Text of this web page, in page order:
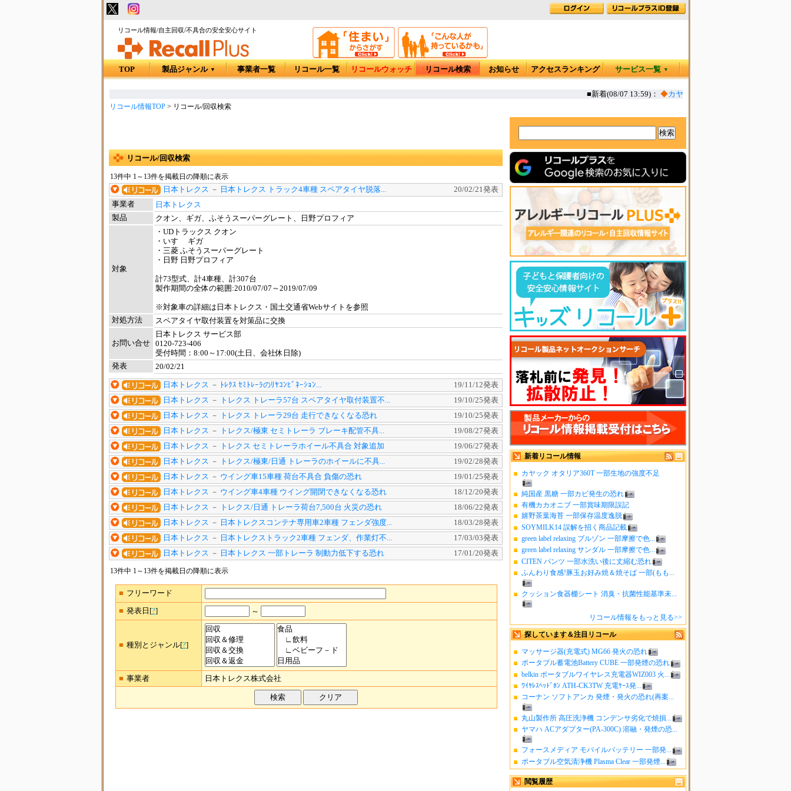
リコール情報/自主回収/不具合の安全安心サイト
TOP 製品ジャンル ▼ 事業者一覧 リコール一覧 リコールウォッチ リコール検索 お知らせ アクセスランキング サービス一覧 ▼
■新着(08/07 13:59)：◆カヤック オタリア360T 一部生地の
リコール情報TOP> リコール/回収検索
新着リコール情報
カヤック オタリア360T 一部生地の強度不足
純国産 黒糖 一部カビ発生の恐れ
有機カカオニブ 一部賞味期限誤記
嬉野茶葉海苔 一部保存温度逸脱
SOYMILK14 誤解を招く商品記載
green label relaxing ブルゾン 一部摩擦で色...
green label relaxing サンダル 一部摩擦で色...
CITEN パンツ 一部水洗い後に丈縮む恐れ
ふんわり食感!豚玉お好み焼＆焼そば 一部(もも...
クッション食器棚シート 消臭・抗菌性能基準未...
リコール情報をもっと見る>>
探しています＆注目リコール
マッサージ器(充電式) MG66 発火の恐れ
ポータブル蓄電池Battery CUBE 一部発煙の恐れ
belkin ポータブルワイヤレス充電器WIZ003 火...
ﾜｲﾔﾚｽﾍｯﾄﾞﾎﾝ ATH-CK3TW 充電ｹｰｽ発...
コーナン ソフトアンカ 発煙・発火の恐れ(再案...
丸山製作所 高圧洗浄機 コンデンサ劣化で焼損...
ヤマハ ACアダプター(PA-300C) 溶融・発煙の恐...
フォースメディア モバイルバッテリー 一部発...
ポータブル空気清浄機 Plasma Clear 一部発煙...
閲覧履歴
リコール/回収検索
13件中 1～13件を掲載日の降順に表示
日本トレクス － 日本トレクス トラック4車種 スペアタイヤ脱落...
20/02/21発表
事業者
日本トレクス
製品
クオン、ギガ、ふそうスーパーグレート、日野プロフィア
対象
・UDトラックス クオン
・いすゞ ギガ
・三菱 ふそうスーパーグレート
・日野 日野プロフィア
計73型式、計4車種、計307台
製作期間の全体の範囲:2010/07/07～2019/07/09
※対象車の詳細は日本トレクス・国土交通省Webサイトを参照
対処方法
スペアタイヤ取付装置を対策品に交換
お問い合せ
日本トレクス サービス部
0120-723-406
受付時間：8:00～17:00(土日、会社休日除)
発表
20/02/21
日本トレクス － ﾄﾚｸｽ ｾﾐﾄﾚｰﾗのﾘﾔｺﾝﾋﾞﾈｰｼｮﾝ...
19/11/12発表
日本トレクス － トレクス トレーラ57台 スペアタイヤ取付装置不...
19/10/25発表
日本トレクス － トレクス トレーラ29台 走行できなくなる恐れ
19/10/25発表
日本トレクス － トレクス/極東 セミトレーラ ブレーキ配管不具...
19/08/27発表
日本トレクス － トレクス セミトレーラホイール不具合 対象追加
19/06/27発表
日本トレクス － トレクス/極東/日通 トレーラのホイールに不具...
19/02/28発表
日本トレクス － ウイング車15車種 荷台不具合 負傷の恐れ
19/01/25発表
日本トレクス － ウイング車4車種 ウイング開閉できなくなる恐れ
18/12/20発表
日本トレクス － トレクス/日通 トレーラ荷台7,500台 火災の恐れ
18/06/22発表
日本トレクス － 日本トレクスコンテナ専用車2車種 フェンダ強度...
18/03/28発表
日本トレクス － 日本トレクストラック2車種 フェンダ、作業灯不...
17/03/03発表
日本トレクス － 日本トレクス 一部トレーラ 制動力低下する恐れ 17/01/20発表
13件中 1～13件を掲載日の降順に表示
■フリーワード
■発表日[?] ～
■種別とジャンル[?]
■事業者 日本トレクス株式会社